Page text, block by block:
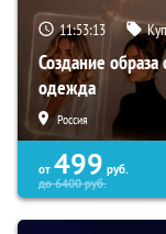
11:53:12
Создание образа
одежда
Россия
от 499 руб.
до6400руб.